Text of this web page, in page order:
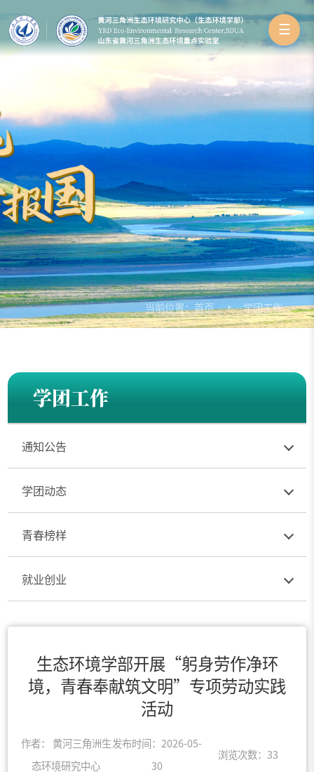
☰
当前位置：首页 学团工作
学团工作
通知公告
学团动态
青春榜样
就业创业
生态环境学部开展“躬身劳作净环
境，青春奉献筑文明”专项劳动实践
活动
作者： 黄河三角洲生
态环境研究中心
发布时间：2026-05-
30
浏览次数： 33